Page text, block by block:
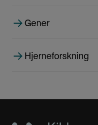
Gener
Hjerneforskning